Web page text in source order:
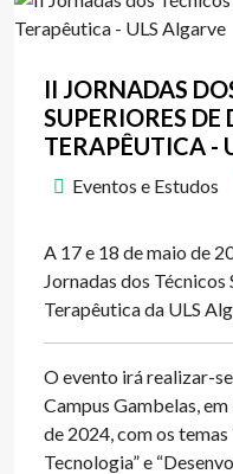
II JORNADAS
SUPERIORES
TERAPÊUTICA -
Eventos e Estudos
A 17 e 18 de maio de
Jornadas dos
Terapêutica da ULS
O evento irá realizar-
Campus Gambelas,
de 2024, com os temas
Tecnologia” e